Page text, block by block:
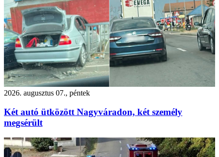
2026. augusztus 07., péntek
Két autó ütközött Nagyváradon, két személy
megsérült